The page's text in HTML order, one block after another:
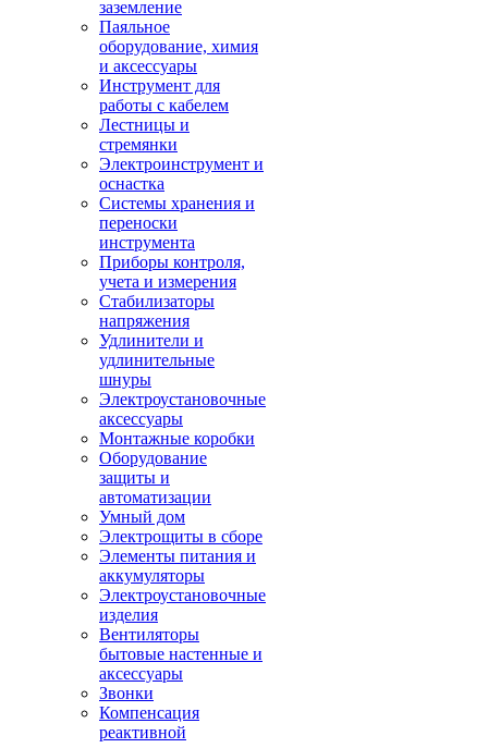
заземление
Паяльное
оборудование, химия
и аксессуары
Инструмент для
работы с кабелем
Лестницы и
стремянки
Электроинструмент и
оснастка
Системы хранения и
переноски
инструмента
Приборы контроля,
учета и измерения
Стабилизаторы
напряжения
Удлинители и
удлинительные
шнуры
Электроустановочные
аксессуары
Монтажные коробки
Оборудование
защиты и
автоматизации
Умный дом
Электрощиты в сборе
Элементы питания и
аккумуляторы
Электроустановочные
изделия
Вентиляторы
бытовые настенные и
аксессуары
Звонки
Компенсация
реактивной